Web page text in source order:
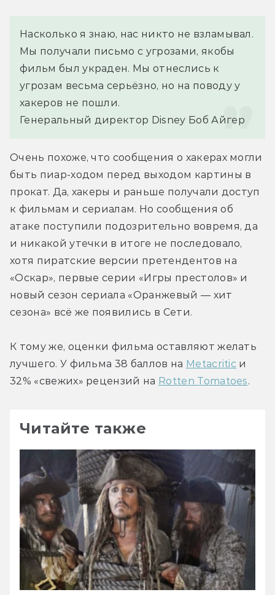
Насколько я знаю, нас никто не взламывал.
Мы получали письмо с угрозами, якобы
фильм был украден. Мы отнеслись к
угрозам весьма серьёзно, но на поводу у
хакеров не пошли.
Генеральный директор Disney Боб Айгер
Очень похоже, что сообщения о хакерах могли
быть пиар-ходом перед выходом картины в
прокат. Да, хакеры и раньше получали доступ
к фильмам и сериалам. Но сообщения об
атаке поступили подозрительно вовремя, да
и никакой утечки в итоге не последовало,
хотя пиратские версии претендентов на
«Оскар», первые серии «Игры престолов» и
новый сезон сериала «Оранжевый — хит
сезона» всё же появились в Сети.
К тому же, оценки фильма оставляют желать
лучшего. У фильма 38 баллов на Metacritic и
32% «свежих» рецензий на Rotten Tomatoes.
Читайте также